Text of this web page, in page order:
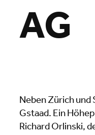
AG
Neben Zürich und
Gstaad. Ein
Richard Orlinski,